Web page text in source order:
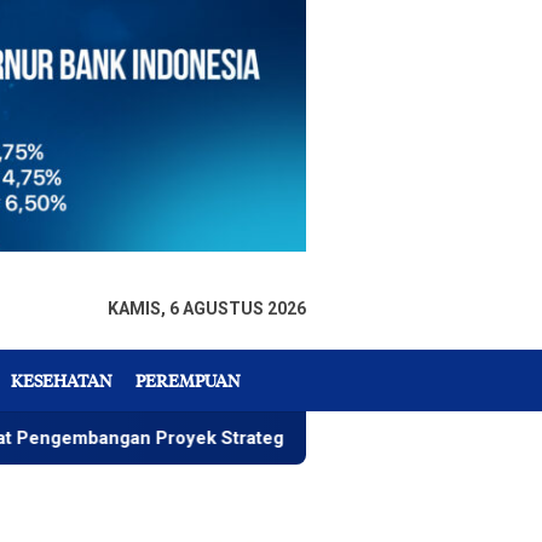
KAMIS, 6 AGUSTUS 2026
KESEHATAN PEREMPUAN
Proyek Strategis IGP Pomalaa